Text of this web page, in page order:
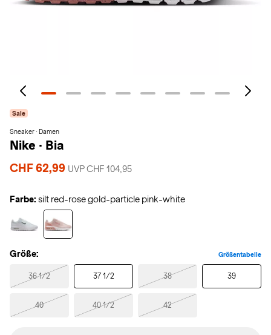
Sale
Sneaker · Damen
Nike · Bia
CHF 62,99 UVP CHF 104,95
Farbe: silt red-rose gold-particle pink-white
Größe: Größentabelle
36 1/2 37 1/2 38 39
40 40 1/2 42